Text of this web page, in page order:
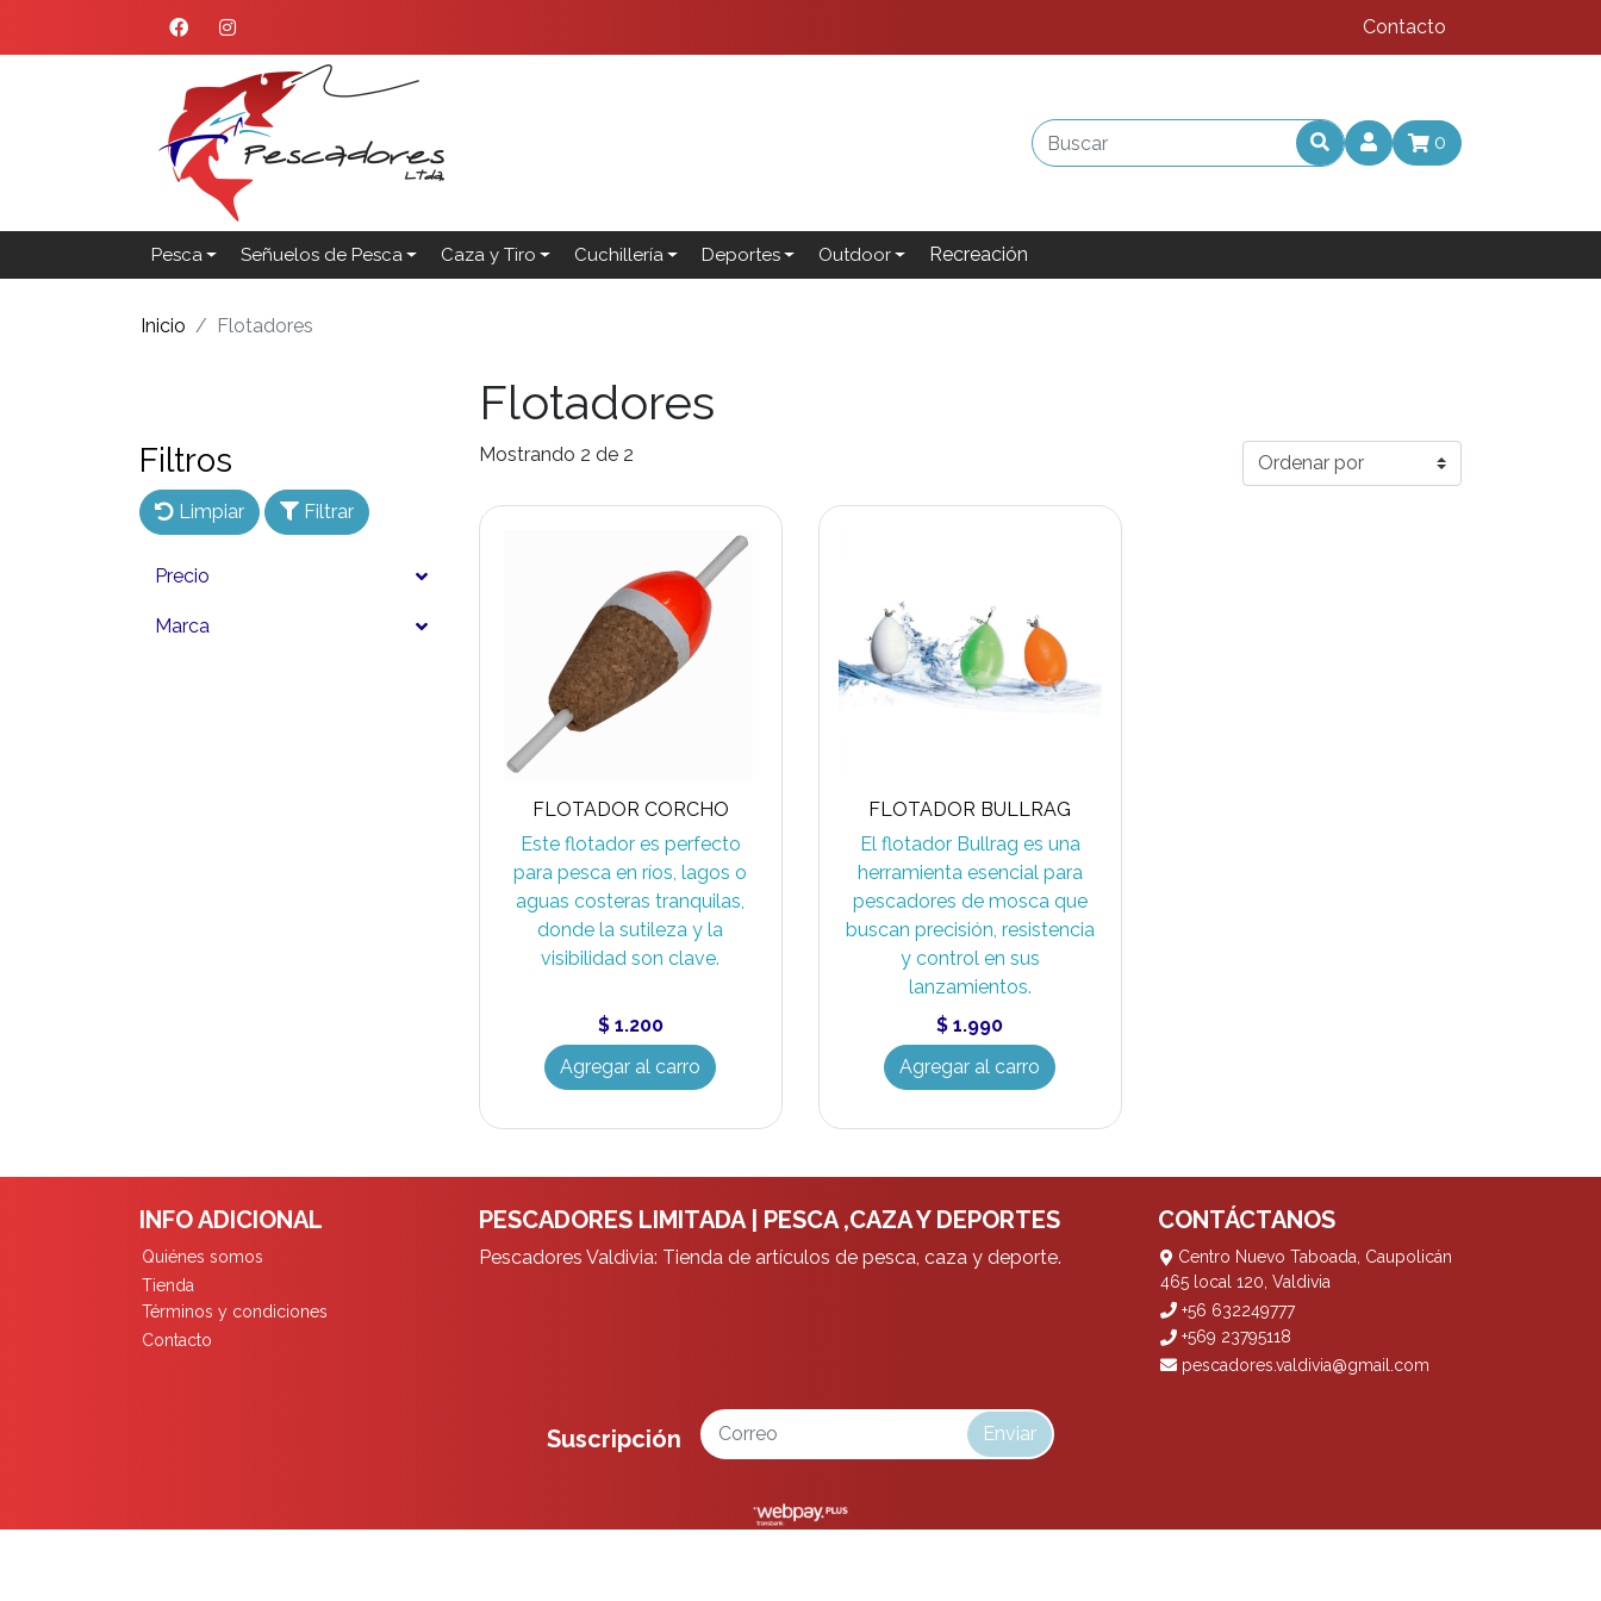
Contacto
0
Pesca Señuelos de Pesca Caza y Tiro Cuchillería Deportes Outdoor Recreación
Inicio Flotadores
Flotadores
Filtros
Limpiar Filtrar
Precio
Marca
Mostrando 2 de 2
FLOTADOR CORCHO
Este flotador es perfecto
para pesca en ríos, lagos o
aguas costeras tranquilas,
donde la sutileza y la
visibilidad son clave.
$ 1.200
Agregar al carro
FLOTADOR BULLRAG
El flotador Bullrag es una
herramienta esencial para
pescadores de mosca que
buscan precisión, resistencia
y control en sus
lanzamientos.
$ 1.990
Agregar al carro
INFO ADICIONAL
Quiénes somos
Tienda
Términos y condiciones
Contacto
PESCADORES LIMITADA | PESCA ,CAZA Y DEPORTES
Pescadores Valdivia: Tienda de artículos de pesca, caza y deporte.
CONTÁCTANOS
Centro Nuevo Taboada, Caupolicán
465 local 120, Valdivia
+56 632249777
+569 23795118
pescadores.valdivia@gmail.com
Suscripción Enviar